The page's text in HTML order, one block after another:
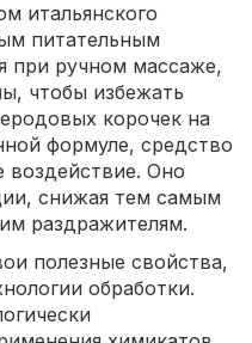
итальянского
питательным
при ручном массаже,
чтобы избежать
корочек на
формуле, средство
воздействие. Оно
снижая тем самым
раздражителям.
полезные свойства,
обработки.